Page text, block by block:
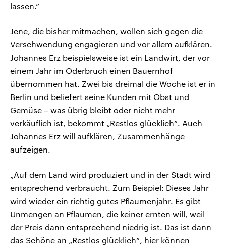
lassen.“
Jene, die bisher mitmachen, wollen sich gegen die
Verschwendung engagieren und vor allem aufklären.
Johannes Erz beispielsweise ist ein Landwirt, der vor
einem Jahr im Oderbruch einen Bauernhof
übernommen hat. Zwei bis dreimal die Woche ist er in
Berlin und beliefert seine Kunden mit Obst und
Gemüse – was übrig bleibt oder nicht mehr
verkäuflich ist, bekommt „Restlos glücklich“. Auch
Johannes Erz will aufklären, Zusammenhänge
aufzeigen.
„Auf dem Land wird produziert und in der Stadt wird
entsprechend verbraucht. Zum Beispiel: Dieses Jahr
wird wieder ein richtig gutes Pflaumenjahr. Es gibt
Unmengen an Pflaumen, die keiner ernten will, weil
der Preis dann entsprechend niedrig ist. Das ist dann
das Schöne an „Restlos glücklich“, hier können